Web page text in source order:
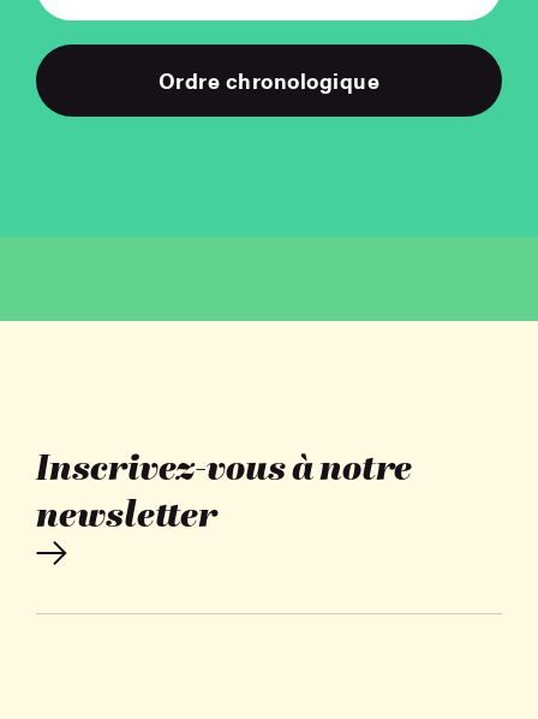
Ordre chronologique
Inscrivez-vous à notre
newsletter